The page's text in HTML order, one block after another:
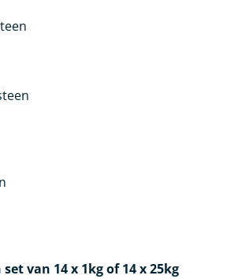
van 14 x 1kg of 14 x 25kg